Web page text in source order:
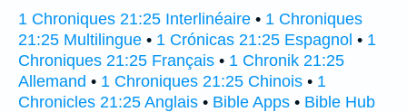
1 Chroniques 21:25 Interlinéaire • 1 Chroniques
21:25 Multilingue • 1 Crónicas 21:25 Espagnol • 1
Chroniques 21:25 Français • 1 Chronik 21:25
Allemand • 1 Chroniques 21:25 Chinois • 1
Chronicles 21:25 Anglais • Bible Apps • Bible Hub